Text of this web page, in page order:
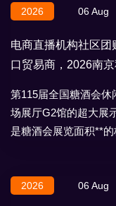
2026 06 Aug
电商直播机构社区团
口贸易商，2026南
第115届全国糖酒会
场展厅G2馆的超大展
是糖酒会展览面积**
2026 06 Aug